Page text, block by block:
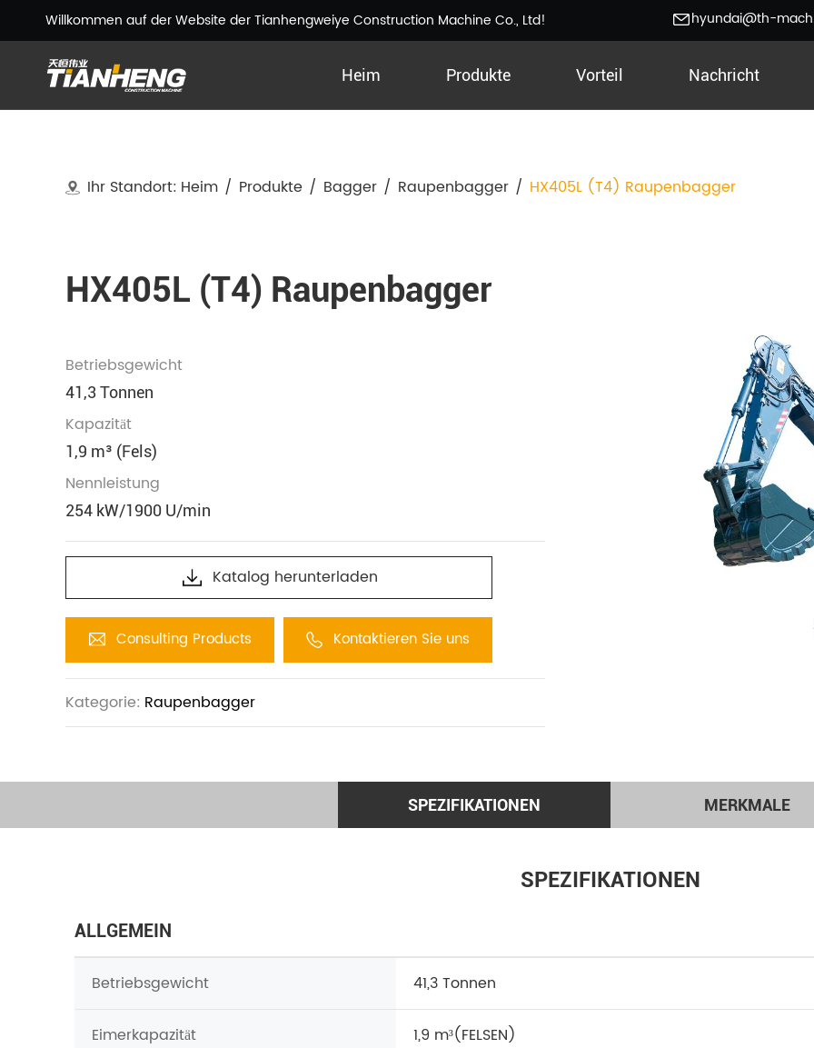
Willkommen auf der Website der Tianhengweiye Construction Machine Co., Ltd! hyundai@th-
Heim Produkte Vorteil Nachricht
Ihr Standort: Heim / Produkte / Bagger / Raupenbagger / HX405L (T4) Raupenbagger
HX405L (T4) Raupenbagger
Betriebsgewicht
41,3 Tonnen
Kapazität
1,9 m³ (Fels)
Nennleistung
254 kW/1900 U/min
Katalog herunterladen
Consulting Products Kontaktieren Sie uns
Kategorie: Raupenbagger
SPEZIFIKATIONEN MERKMALE
SPEZIFIKATIONEN
ALLGEMEIN
Betriebsgewicht 41,3 Tonnen
Eimerkapazität 1,9 m³(FELSEN)